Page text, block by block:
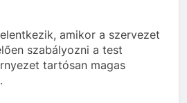
amikor a szervezet
szabályozni a test
tartósan magas